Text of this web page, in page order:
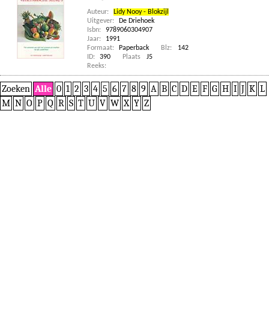
Auteur:
Lidy Nooy - Blokzijl
Uitgever:
De Driehoek
Isbn:
9789060304907
Jaar:
1991
Formaat:
Paperback Blz:
142
ID:
390 Plaats
J5
Reeks:
Zoeken Alle 0 1 2 3 4 5 6 7 8 9 A B C D E F G H I J K L
M N O P Q R S T U V W X Y Z